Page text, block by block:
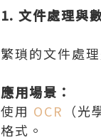
1. 文件處理與
繁瑣的文件處
應用場景：
使用 OCR （
格式。